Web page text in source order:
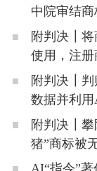
中院审结
附判决┃将
使用，注
附判决┃判
数据并利
附判决┃攀
猪”商标被